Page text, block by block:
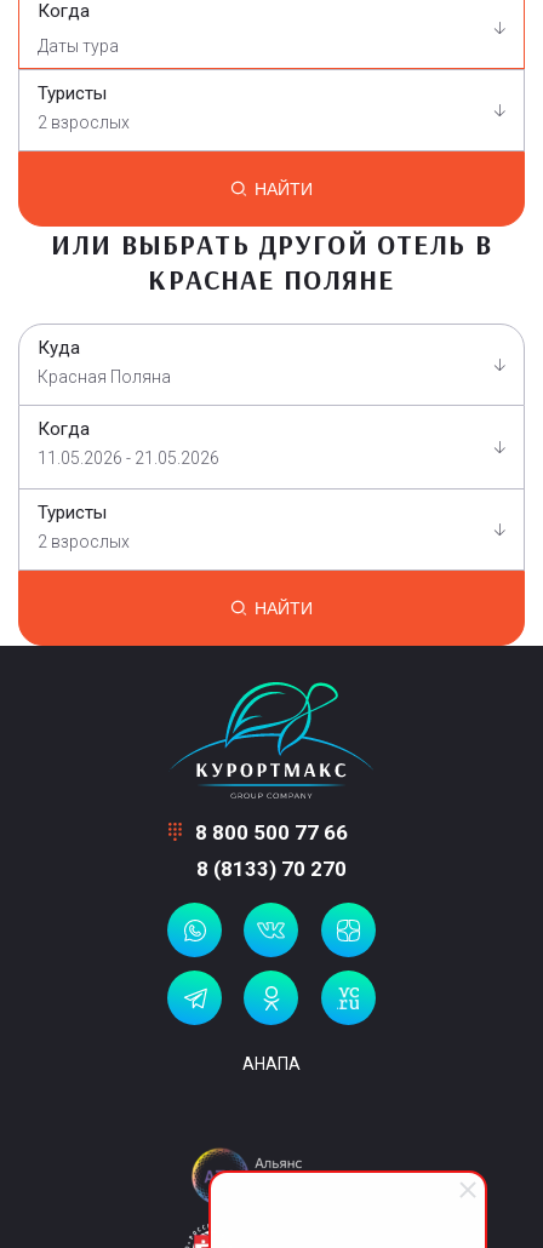
Когда
Туристы
2 взрослых
НАЙТИ
ИЛИ ВЫБРАТЬ ДРУГОЙ ОТЕЛЬ В
КРАСНАЕ ПОЛЯНЕ
Куда
Красная Поляна
Когда
11.05.2026 - 21.05.2026
Туристы
2 взрослых
НАЙТИ
8 800 500 77 66
8 (8133) 70 270
АНАПА